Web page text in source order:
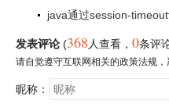
java通过session-
发表评论 (368 人查看 ， 0条评
请自觉遵守互联网相关的政策法规
昵称：